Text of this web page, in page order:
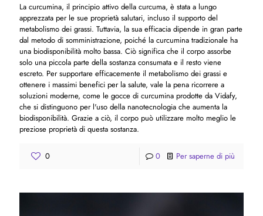
La curcumina, il principio attivo della curcuma, è stata a lungo
apprezzata per le sue proprietà salutari, incluso il supporto del
metabolismo dei grassi. Tuttavia, la sua efficacia dipende in gran parte
dal metodo di somministrazione, poiché la curcumina tradizionale ha
una biodisponibilità molto bassa. Ciò significa che il corpo assorbe
solo una piccola parte della sostanza consumata e il resto viene
escreto. Per supportare efficacemente il metabolismo dei grassi e
ottenere i massimi benefici per la salute, vale la pena ricorrere a
soluzioni moderne, come le gocce di curcumina prodotte da Vidafy,
che si distinguono per l'uso della nanotecnologia che aumenta la
biodisponibilità. Grazie a ciò, il corpo può utilizzare molto meglio le
preziose proprietà di questa sostanza.
0 0 Per saperne di più